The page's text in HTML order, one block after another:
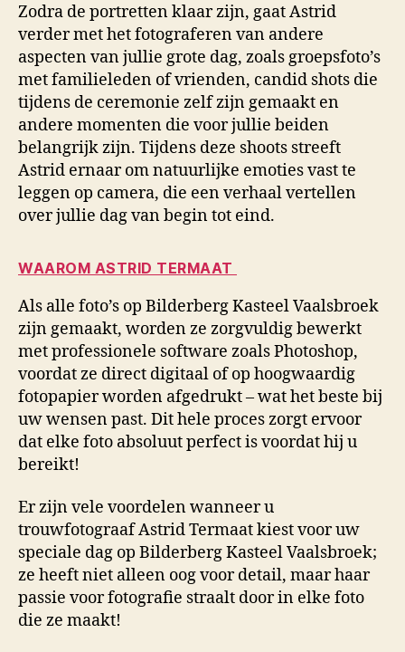
Zodra de portretten klaar zijn, gaat Astrid
verder met het fotograferen van andere
aspecten van jullie grote dag, zoals groepsfoto’s
met familieleden of vrienden, candid shots die
tijdens de ceremonie zelf zijn gemaakt en
andere momenten die voor jullie beiden
belangrijk zijn. Tijdens deze shoots streeft
Astrid ernaar om natuurlijke emoties vast te
leggen op camera, die een verhaal vertellen
over jullie dag van begin tot eind.
WAAROM ASTRID TERMAAT
Als alle foto’s op Bilderberg Kasteel Vaalsbroek
zijn gemaakt, worden ze zorgvuldig bewerkt
met professionele software zoals Photoshop,
voordat ze direct digitaal of op hoogwaardig
fotopapier worden afgedrukt – wat het beste bij
uw wensen past. Dit hele proces zorgt ervoor
dat elke foto absoluut perfect is voordat hij u
bereikt!
Er zijn vele voordelen wanneer u
trouwfotograaf Astrid Termaat kiest voor uw
speciale dag op Bilderberg Kasteel Vaalsbroek;
ze heeft niet alleen oog voor detail, maar haar
passie voor fotografie straalt door in elke foto
die ze maakt!